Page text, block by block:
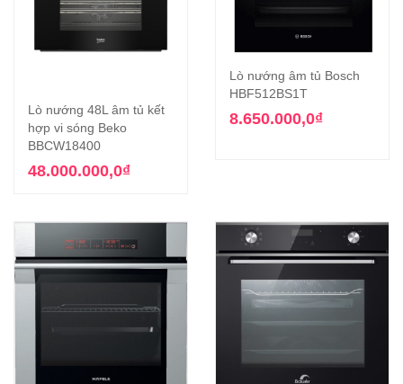
Lò nướng 48L âm tủ kết
hợp vi sóng Beko
BBCW18400
48.000.000,0₫
Lò nướng âm tủ Bosch
HBF512BS1T
8.650.000,0₫